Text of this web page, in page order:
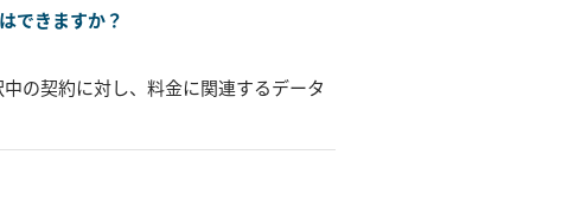
できますか？
の契約に対し、料金に関連するデータ